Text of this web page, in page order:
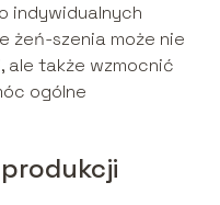
indywidualnych
żeń-szenia może nie
ale także wzmocnić
ogólne